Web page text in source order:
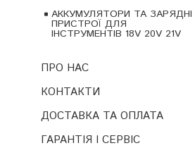
АККУМУЛЯТОРИ ТА ЗАРЯДНІ
ПРИСТРОЇ ДЛЯ
ІНСТРУМЕНТІВ 18V 20V 21V
ПРО НАС
КОНТАКТИ
ДОСТАВКА ТА ОПЛАТА
ГАРАНТІЯ І СЕРВІС